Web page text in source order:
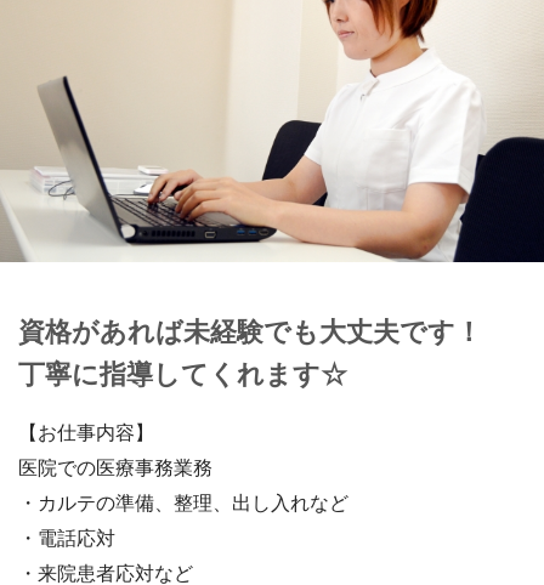
資格があれば未経験でも大丈夫です！
丁寧に指導してくれます☆
【お仕事内容】
医院での医療事務業務
・カルテの準備、整理、出し入れなど
・電話応対
・来院患者応対など